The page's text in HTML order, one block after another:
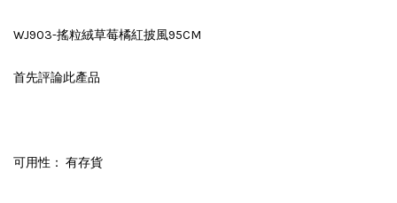
WJ903-搖粒絨草莓橘紅披風95CM
首先評論此產品
可用性： 有存貨